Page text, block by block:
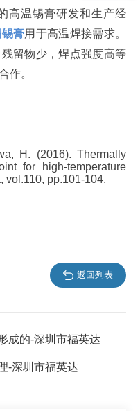
高温锡膏研发和生产经
膏用于高温焊接需求。
留物少，焊点强度高等
作。
H. (2016). Thermally
for high-temperature
vol.110, pp.101-104.
返回列表
成的-深圳市福英达
-深圳市福英达